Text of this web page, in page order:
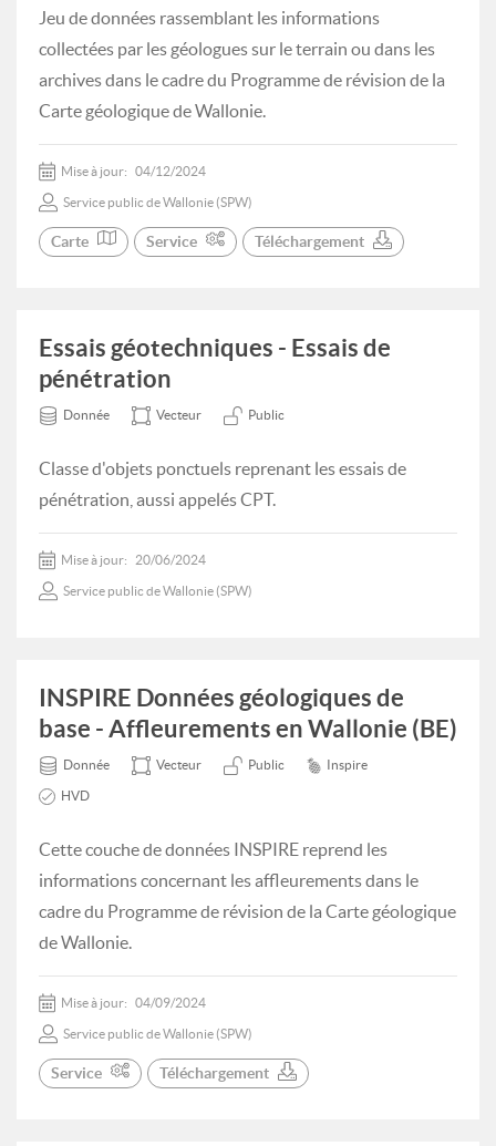
Jeu de données rassemblant les informations
collectées par les géologues sur le terrain ou dans les
archives dans le cadre du Programme de révision de la
Carte géologique de Wallonie.
Mise à jour: 04/12/2024
Service public de Wallonie (SPW)
Carte Service Téléchargement
Essais géotechniques - Essais de
pénétration
Donnée Vecteur Public
Classe d'objets ponctuels reprenant les essais de
pénétration, aussi appelés CPT.
Mise à jour: 20/06/2024
Service public de Wallonie (SPW)
INSPIRE Données géologiques de
base - Affleurements en Wallonie (BE)
Donnée Vecteur Public Inspire
HVD
Cette couche de données INSPIRE reprend les
informations concernant les affleurements dans le
cadre du Programme de révision de la Carte géologique
de Wallonie.
Mise à jour: 04/09/2024
Service public de Wallonie (SPW)
Service Téléchargement